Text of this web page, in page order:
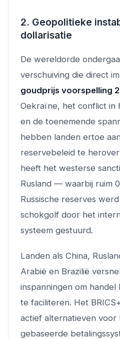
2. Geopolitieke
dollarisatie
De wereldorde
verschuiving die direct
goudprijs voorspelling
Oekraïne, het conflict in
en de toenemende
hebben landen ertoe
reservebeleid te
heeft het westerse
Rusland — waarbij ruim
Russische reserves
schokgolf door het
systeem gestuurd.
Landen als China,
Arabië en Brazilië
inspanningen om
te faciliteren. Het
actief alternatieven voor
gebaseerde